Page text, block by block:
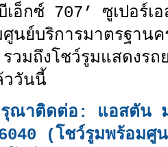
กซ์ 707’ ซูเปอร์เอ
ศูนย์บริการมาตรฐา
วมถึงโชว์รูมแสดง
วันนี้
รุณาติดต่อ: แอสตัน
(โชว์รูมพร้อมศู